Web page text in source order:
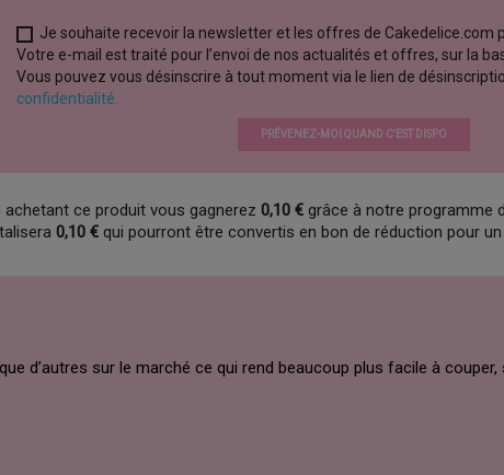
Je souhaite recevoir la newsletter et les offres de Cakedelice.com
Votre e-mail est traité pour l’envoi de nos actualités et offres, sur la
Vous pouvez vous désinscrire à tout moment via le lien de
confidentialité.
PRÉVENEZ-MOI QUAND C’EST DISPO
achetant ce produit vous gagnerez0,10 € grâce à notre programme
0,10 € qui pourront être convertis en bon de réduction pour
d’autres sur le marché ce qui rend beaucoup plus facile à